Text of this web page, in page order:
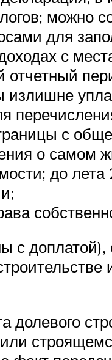
можно
для
с
с
о самом
до
с
долевого